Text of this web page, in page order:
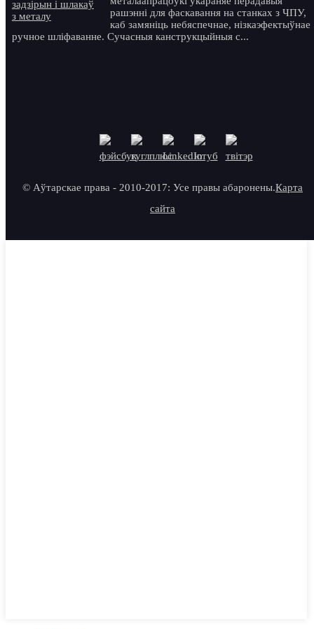
рашэнні для фаскавання на станках з ЧПУ,
каб замяніць небяспечнае, нізкаэфектыўнае
ручное шліфаванне. Сучасныя канструкцыйныя с...
© Аўтарскае права - 2010-2017: Усе правы абаронены.Карта
сайта